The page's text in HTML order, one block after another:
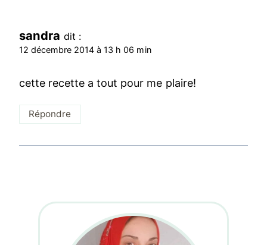
sandra dit :
12 décembre 2014 à 13 h 06 min
cette recette a tout pour me plaire!
Répondre